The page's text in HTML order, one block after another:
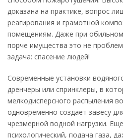
доказана на практике, вопрос
реагирования и грамотной
помещениям. Даже при
порче имущества это не
задача: спасение людей!
Современные установки
дренчеры или спринклеры, в
мелкодисперсного распыления
одновременно создает завесу
чрезмерной водной нагрузки.
психологический, подача газа,